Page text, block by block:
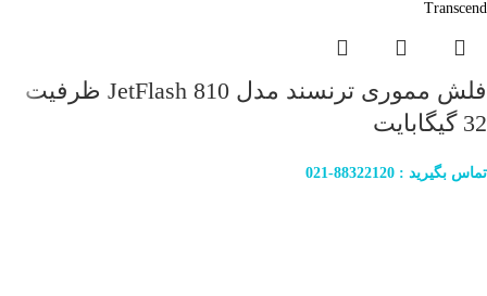
Transcend
فلش مموری ترنسند مدل JetFlash 810 ظرفیت
32 گیگابایت
تماس بگیرید : 88322120-021